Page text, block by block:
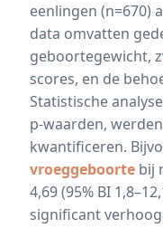
eenlingen (n=670)
data omvatten
geboortegewicht,
scores, en de
Statistische
p-waarden,
kwantificeren.
vroeggeboorte bij
4,69 (95% BI
significant